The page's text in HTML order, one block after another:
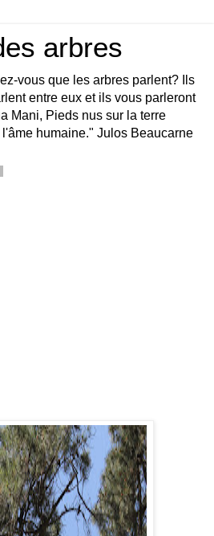
arbres
vous que les arbres parlent? Ils
entre eux et ils vous parleront
Mani, Pieds nus sur la terre
humaine." Julos Beaucarne